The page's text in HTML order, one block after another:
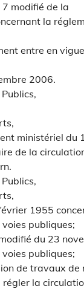
modifié de la
la
entre en
2006.
ministériel
de la
1955
publiques;
du 23
publiques;
de travaux
la